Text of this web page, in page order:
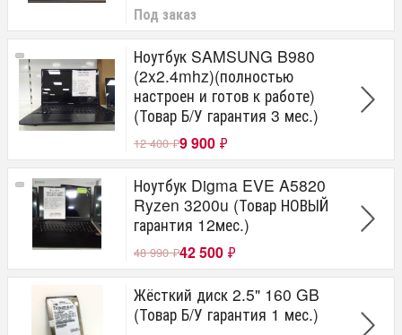
Под заказ
Ноутбук SAMSUNG B980
(2x2.4mhz)(полностью
настроен и готов к работе)
(Товар Б/У гарантия 3 мес.)
12 400₽9 900 ₽
Ноутбук Digma EVE A5820
Ryzen 3200u (Товар НОВЫЙ
гарантия 12мес.)
48 990₽42 500 ₽
Жёсткий диск 2.5" 160 GB
(Товар Б/У гарантия 1 мес.)